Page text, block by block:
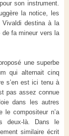
son instrument.
la notice, les
destina à la
de fa mineur vers la
une superbe
qui alternait cinq
s’en est ici tenu à
pas assez connue
dans les autres
le compositeur n’a
deux-là. Dans le
similaire écrit